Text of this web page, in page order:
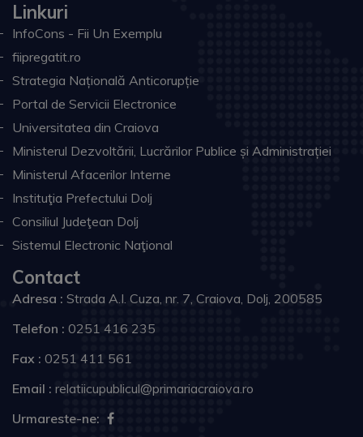
Linkuri
InfoCons - Fii Un Exemplu
fiipregatit.ro
Strategia Națională Anticorupție
Portal de Servicii Electronice
Universitatea din Craiova
Ministerul Dezvoltării, Lucrărilor Publice și Administrației
Ministerul Afacerilor Interne
Instituţia Prefectului Dolj
Consiliul Judeţean Dolj
Sistemul Electronic Naţional
Contact
Adresa : Strada A.I. Cuza, nr. 7, Craiova, Dolj, 200585
Telefon : 0251 416 235
Fax : 0251 411 561
Email : relatiicupublicul@primariacraiova.ro
Urmareste-ne: